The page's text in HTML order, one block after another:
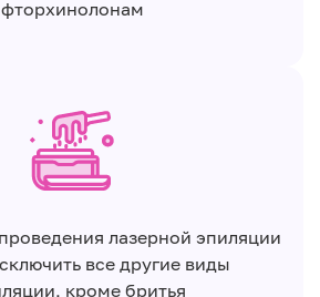
фторхинолонам
лазерной эпиляции
все другие виды
кроме бритья